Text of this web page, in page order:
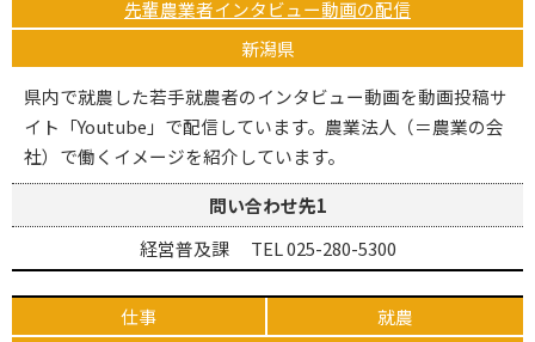
先輩農業者インタビュー動画の配信
新潟県
県内で就農した若手就農者のインタビュー動画を動画投稿サ
イト「Youtube」で配信しています。農業法人（＝農業の会
社）で働くイメージを紹介しています。
問い合わせ先1
経営普及課 TEL 025-280-5300
仕事
就農